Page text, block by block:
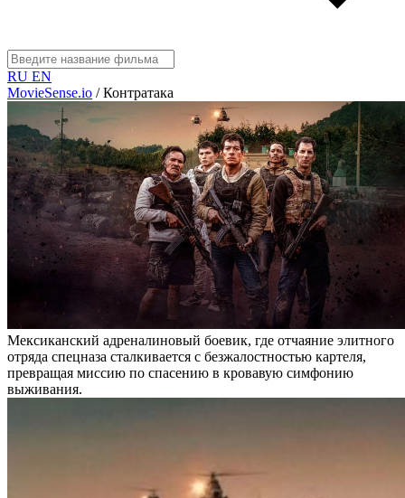
RU EN
MovieSense.io / Контратака
Мексиканский адреналиновый боевик, где отчаяние элитного
отряда спецназа сталкивается с безжалостностью картеля,
превращая миссию по спасению в кровавую симфонию
выживания.